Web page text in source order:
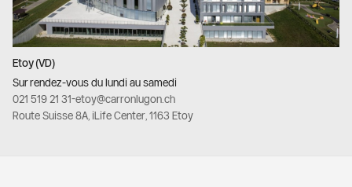
Etoy (VD)
Sur rendez-vous du lundi au samedi
021 519 21 31-etoy@carronlugon.ch
Route Suisse 8A, iLife Center, 1163 Etoy